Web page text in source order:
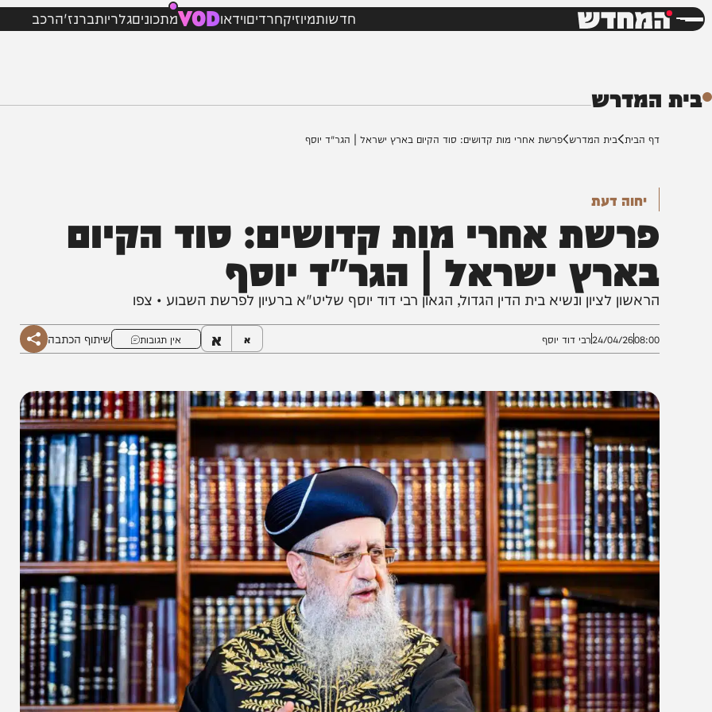
חדשותמיוזיקחרדיםוידאוVODמתכוניםגלריותברנז'הרכב
בית המדרש פרשת אחרי מות קדושים: סוד הקיום בארץ ישראל | הגר"ד יוסף
יחוה דעת
אחרי מות קדושים: סוד הקיום
ישראל | הגר"ד יוסף
לציון ונשיא בית הדין הגדול, הגאון רבי דוד יוסף שליט"א ברעיון לפרשת השבוע • צפו
24/04/26רבי דוד יוסף א א אין תגובות שיתוף הכתבה